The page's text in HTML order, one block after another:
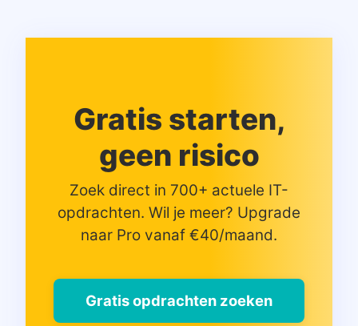
Gratis starten,
geen risico
Zoek direct in 700+ actuele IT-
opdrachten. Wil je meer? Upgrade
naar Pro vanaf €40/maand.
Gratis opdrachten zoeken